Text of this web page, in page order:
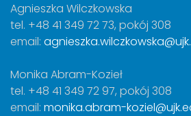
Agnieszka Wilczkowska
tel. +48 41 349 72 73, pokój 308
email:
Monika Abram-Kozieł
tel. +48 41 349 72 97, pokój 308
email: monika.abram-